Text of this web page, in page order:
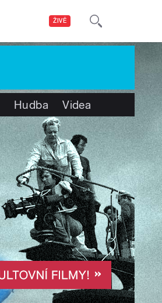
ŽIVĚ
Hudba Videa